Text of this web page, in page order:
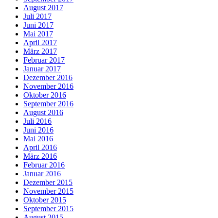
August 2017
Juli 2017
Juni 2017
Mai 2017
April 2017
März 2017
Februar 2017
Januar 2017
Dezember 2016
November 2016
Oktober 2016
September 2016
August 2016
Juli 2016
Juni 2016
Mai 2016
April 2016
März 2016
Februar 2016
Januar 2016
Dezember 2015
November 2015
Oktober 2015
September 2015